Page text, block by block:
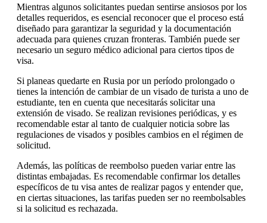
Mientras algunos solicitantes puedan sentirse ansiosos por los
detalles requeridos, es esencial reconocer que el proceso está
diseñado para garantizar la seguridad y la documentación
adecuada para quienes cruzan fronteras. También puede ser
necesario un seguro médico adicional para ciertos tipos de
visa.
Si planeas quedarte en Rusia por un período prolongado o
tienes la intención de cambiar de un visado de turista a uno de
estudiante, ten en cuenta que necesitarás solicitar una
extensión de visado. Se realizan revisiones periódicas, y es
recomendable estar al tanto de cualquier noticia sobre las
regulaciones de visados y posibles cambios en el régimen de
solicitud.
Además, las políticas de reembolso pueden variar entre las
distintas embajadas. Es recomendable confirmar los detalles
específicos de tu visa antes de realizar pagos y entender que,
en ciertas situaciones, las tarifas pueden ser no reembolsables
si la solicitud es rechazada.